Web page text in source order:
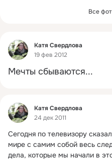
Все
Фид
Катя Свердлова
19 фев 2012
Мечты сбываются...
Фид
Катя Свердлова
24 дек 2011
Сегодня по телевизору
мире с самим собой весь
дела, которые мы начали в